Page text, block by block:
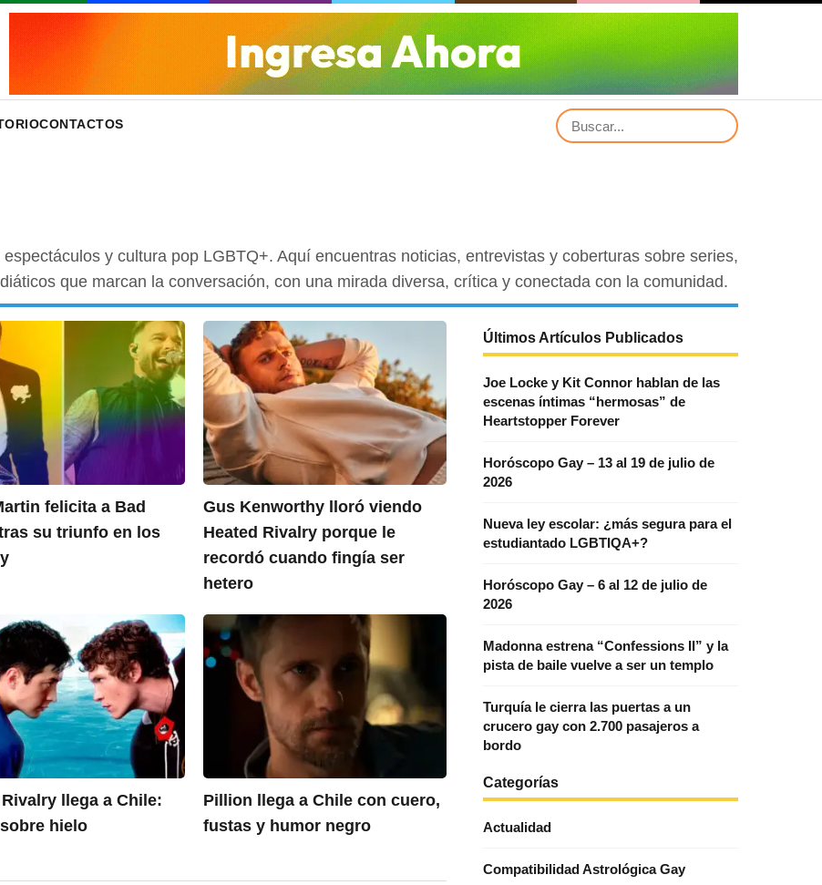
CONTACTOS
y cultura pop LGBTQ+. Aquí encuentras noticias, entrevistas y coberturas sobre series,
que marcan la conversación, con una mirada diversa, crítica y conectada con la comunidad.
felicita a Bad
su triunfo en los
Gus Kenworthy lloró viendo
Heated Rivalry porque le
recordó cuando fingía ser
hetero
llega a Chile:
hielo
Pillion llega a Chile con cuero,
fustas y humor negro
Últimos Artículos Publicados
Joe Locke y Kit Connor hablan de las
escenas íntimas “hermosas” de
Heartstopper Forever
Horóscopo Gay – 13 al 19 de julio de
2026
Nueva ley escolar: ¿más segura para el
estudiantado LGBTIQA+?
Horóscopo Gay – 6 al 12 de julio de
2026
Madonna estrena “Confessions II” y la
pista de baile vuelve a ser un templo
Turquía le cierra las puertas a un
crucero gay con 2.700 pasajeros a
bordo
Categorías
Actualidad
Compatibilidad Astrológica Gay